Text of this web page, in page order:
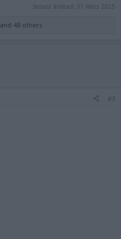
Senast ändrad: 31 Mars 2025
and 48 others
#3